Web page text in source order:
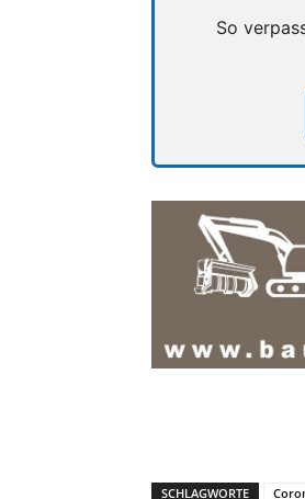
So
SCHLAGWORTE